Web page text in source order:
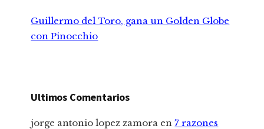
Guillermo del Toro, gana un Golden Globe
con Pinocchio
Ultimos Comentarios
jorge antonio lopez zamora en7 razones